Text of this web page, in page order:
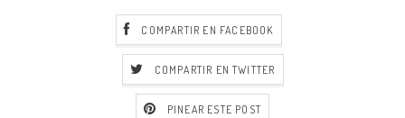
COMPARTIR EN FACEBOOK
COMPARTIR EN TWITTER
PINEAR ESTE POST